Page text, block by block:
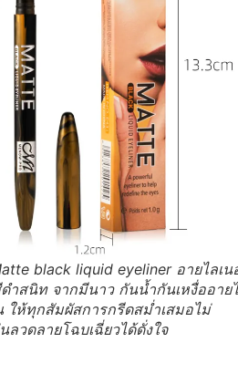
black liquid eyeliner อายไลเน
ำสนิท จากมีนาว กันน้ำกันเหงื่ออาย
ให้ทุกสัมผัสการกรีดสม่ำเสมอไม่
ลวดลายโฉบเฉี่ยวได้ดั่งใจ